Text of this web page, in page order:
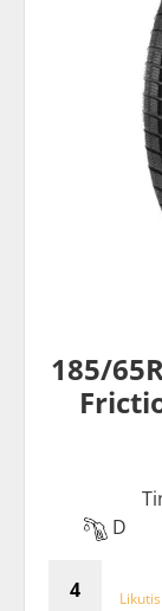
185/
D